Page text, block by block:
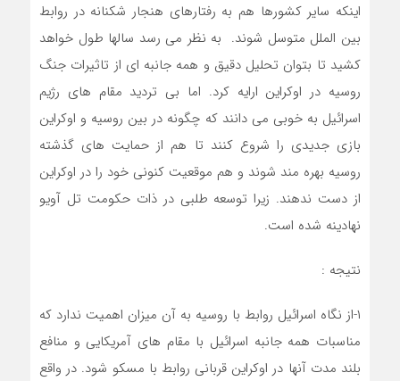
اینکه سایر کشورها هم به رفتارهای هنجار شکنانه در روابط
بین الملل متوسل شوند. به نظر می رسد سالها طول خواهد
کشید تا بتوان تحلیل دقیق و همه جانبه ای از تاثیرات جنگ
روسیه در اوکراین ارایه کرد. اما بی تردید مقام های رژیم
اسرائیل به خوبی می دانند که چگونه در بین روسیه و اوکراین
بازی جدیدی را شروع کنند تا هم از حمایت های گذشته
روسیه بهره مند شوند و هم موقعیت کنونی خود را در اوکراین
از دست ندهند. زیرا توسعه طلبی در ذات حکومت تل آویو
نهادینه شده است.
نتیجه :
۱-از نگاه اسرائیل روابط با روسیه به آن میزان اهمیت ندارد که
مناسبات همه جانبه اسرائیل با مقام های آمریکایی و منافع
بلند مدت آنها در اوکراین قربانی روابط با مسکو شود. در واقع